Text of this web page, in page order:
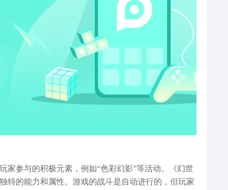
家参与的积极元素，例如“色彩幻影”等活动。《幻世
特的能力和属性。游戏的战斗是自动进行的，但玩家